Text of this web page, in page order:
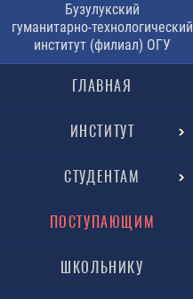
Бузулукский
гуманитарно-технологический
институт (филиал) ОГУ
ГЛАВНАЯ
ИНСТИТУТ
СТУДЕНТАМ
ПОСТУПАЮЩИМ
ШКОЛЬНИКУ